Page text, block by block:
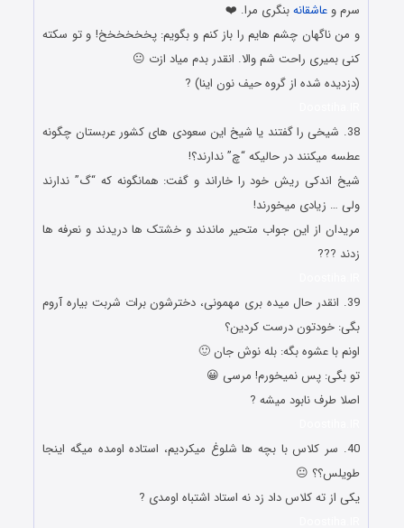
سرم وعاشقانهبنگری مرا. ❤️‍
و من ناگهان چشم هایم را باز کنم و بگویم: پخخخخخخ! و تو سکته
کنی بمیری راحت شم والا. انقدر بدم میاد ازت 😐
(دزدیده شده از گروه حیف نون اینا) ?
38. شیخی را گفتند یا شیخ این سعودی های کشور عربستان چگونه
عطسه میکنند در حالیکه “چ” ندارند؟!
شیخ اندکی ریش خود را خاراند و گفت: همانگونه که “گ” ندارند
ولی … زیادی میخورند!
مریدان از این جواب متحیر ماندند و خشتک ها دریدند و نعرفه ها
زدند ???
39. انقدر حال میده بری مهمونی، دخترشون برات شربت بیاره آروم
بگی: خودتون درست کردین؟
اونم با عشوه بگه: بله نوش جان 🙂
تو بگی: پس نمیخورم! مرسی 😀
اصلا طرف نابود میشه ?
40. سر کلاس با بچه ها شلوغ میکردیم، استاده اومده میگه اینجا
طویلس؟؟ 😐
یکی از ته کلاس داد زد نه استاد اشتباه اومدی ?